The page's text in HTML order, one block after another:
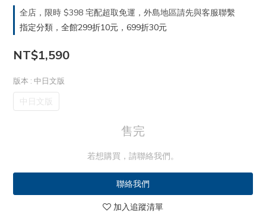
全店，限時 $398 宅配超取免運，外島地區請先與客服聯繫
指定分類，全館299折10元，699折30元
NT$1,590
版本 : 中日文版
中日文版
售完
若想購買，請聯絡我們。
聯絡我們
加入追蹤清單